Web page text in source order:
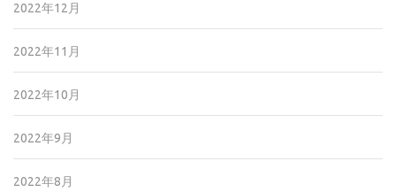
2022年12月
2022年11月
2022年10月
2022年9月
2022年8月